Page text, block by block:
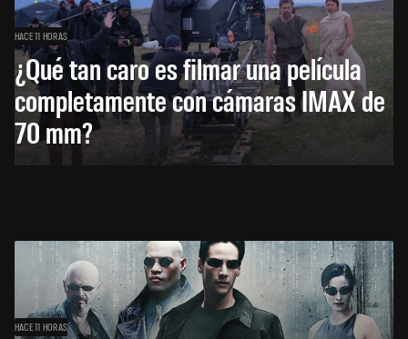
HACE 11 HORAS
¿Qué tan caro es filmar una película
completamente con cámaras IMAX de
70 mm?
HACE 11 HORAS